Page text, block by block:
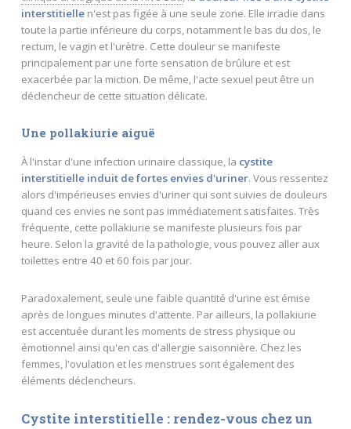
interstitiellen'est pas figée à une seule zone. Elle irradie dans
toute la partie inférieure du corps, notamment le bas du dos, le
rectum, le vagin et l'urètre. Cette douleur se manifeste
principalement par une forte sensation de brûlure et est
exacerbée par la miction. De même, l'acte sexuel peut être un
déclencheur de cette situation délicate.
Une pollakiurie aiguë
À l'instar d'une infection urinaire classique, la cystite
interstitielle induit de fortes envies d'uriner. Vous ressentez
alors d'impérieuses envies d'uriner qui sont suivies de douleurs
quand ces envies ne sont pas immédiatement satisfaites. Très
fréquente, cette pollakiurie se manifeste plusieurs fois par
heure. Selon la gravité de la pathologie, vous pouvez aller aux
toilettes entre 40 et 60 fois par jour.
Paradoxalement, seule une faible quantité d'urine est émise
après de longues minutes d'attente. Par ailleurs, la pollakiurie
est accentuée durant les moments de stress physique ou
émotionnel ainsi qu'en cas d'allergie saisonnière. Chez les
femmes, l'ovulation et les menstrues sont également des
éléments déclencheurs.
Cystite interstitielle : rendez-vous chez un